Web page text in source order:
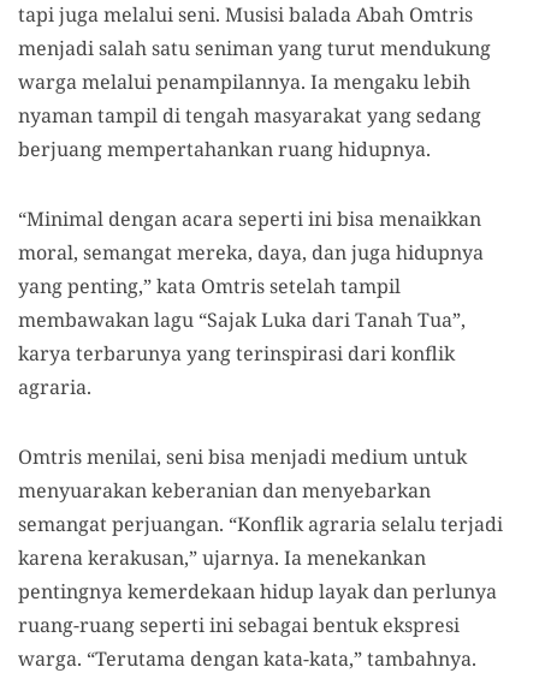
tapi juga melalui seni. Musisi balada Abah Omtris
menjadi salah satu seniman yang turut mendukung
warga melalui penampilannya. Ia mengaku lebih
nyaman tampil di tengah masyarakat yang sedang
berjuang mempertahankan ruang hidupnya.
“Minimal dengan acara seperti ini bisa menaikkan
moral, semangat mereka, daya, dan juga hidupnya
yang penting,” kata Omtris setelah tampil
membawakan lagu “Sajak Luka dari Tanah Tua”,
karya terbarunya yang terinspirasi dari konflik
agraria.
Omtris menilai, seni bisa menjadi medium untuk
menyuarakan keberanian dan menyebarkan
semangat perjuangan. “Konflik agraria selalu terjadi
karena kerakusan,” ujarnya. Ia menekankan
pentingnya kemerdekaan hidup layak dan perlunya
ruang-ruang seperti ini sebagai bentuk ekspresi
warga. “Terutama dengan kata-kata,” tambahnya.